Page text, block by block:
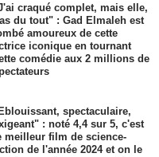
craqué complet, mais elle,
du tout" : Gad Elmaleh est
amoureux de cette
iconique en tournant
comédie aux 2 millions de
spectaculaire,
: noté 4,4 sur 5, c'est
meilleur film de science-
de l'année 2024 et on le